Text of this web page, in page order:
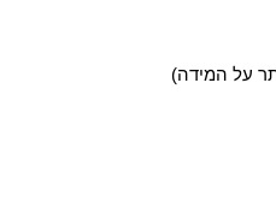
על המידה)